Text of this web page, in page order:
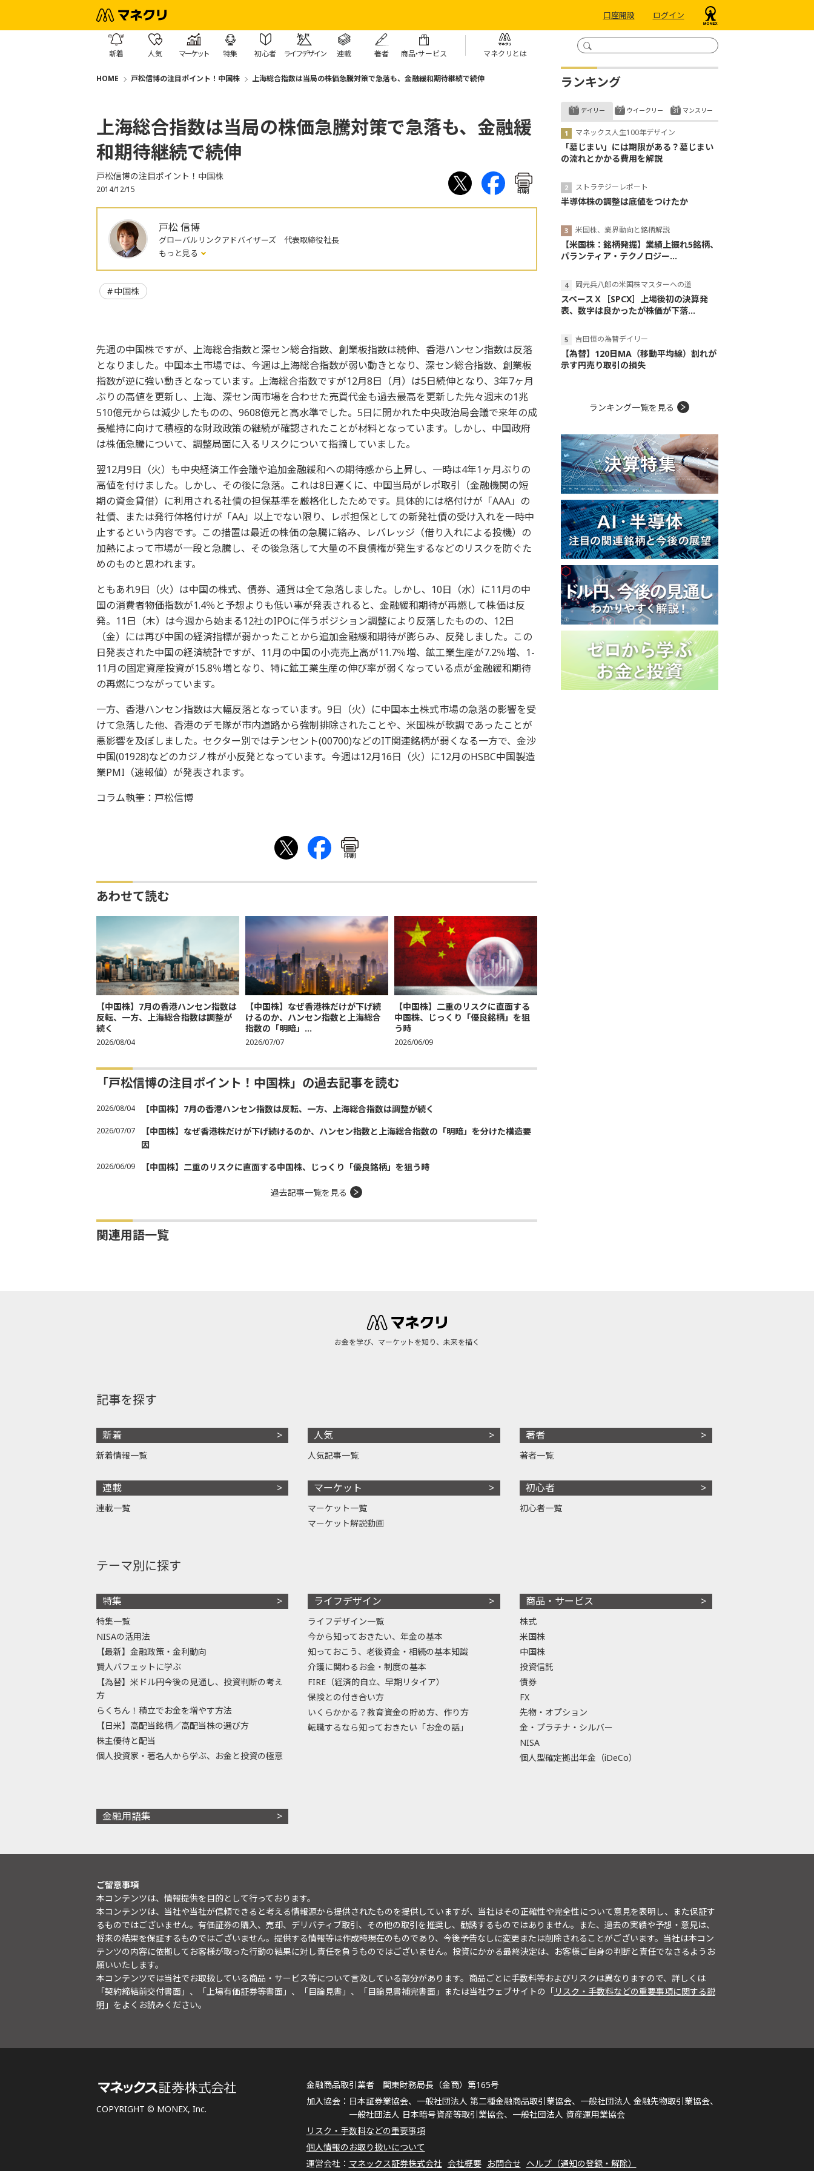
口座開設 ログイン
新着 人気 マーケット 特集 初心者 ライフデザイン 連載 著者 商品・サービス マネクリとは
HOME 戸松信博の注目ポイント！中国株 上海総合指数は当局の株価急騰対策で急落も、金融緩和期待継続で続伸
上海総合指数は当局の株価急騰対策で急落も、金融緩
和期待継続で続伸
戸松信博の注目ポイント！中国株
2014/12/15 印刷
戸松 信博
グローバルリンクアドバイザーズ 代表取締役社長
もっと見る
中国株
先週の中国株ですが、上海総合指数と深セン総合指数、創業板指数は続伸、香港ハンセン指数は反落
となりました。中国本土市場では、今週は上海総合指数が弱い動きとなり、深セン総合指数、創業板
指数が逆に強い動きとなっています。上海総合指数ですが12月8日（月）は5日続伸となり、3年7ヶ月
ぶりの高値を更新し、上海、深セン両市場を合わせた売買代金も過去最高を更新した先々週末の1兆
510億元からは減少したものの、9608億元と高水準でした。5日に開かれた中央政治局会議で来年の成
長維持に向けて積極的な財政政策の継続が確認されたことが材料となっています。しかし、中国政府
は株価急騰について、調整局面に入るリスクについて指摘していました。
翌12月9日（火）も中央経済工作会議や追加金融緩和への期待感から上昇し、一時は4年1ヶ月ぶりの
高値を付けました。しかし、その後に急落。これは8日遅くに、中国当局がレポ取引（金融機関の短
期の資金貸借）に利用される社債の担保基準を厳格化したためです。具体的には格付けが「AAA」の
社債、または発行体格付けが「AA」以上でない限り、レポ担保としての新発社債の受け入れを一時中
止するという内容です。この措置は最近の株価の急騰に絡み、レバレッジ（借り入れによる投機）の
加熱によって市場が一段と急騰し、その後急落して大量の不良債権が発生するなどのリスクを防ぐた
めのものと思われます。
ともあれ9日（火）は中国の株式、債券、通貨は全て急落しました。しかし、10日（水）に11月の中
国の消費者物価指数が1.4％と予想よりも低い事が発表されると、金融緩和期待が再燃して株価は反
発。11日（木）は今週から始まる12社のIPOに伴うポジション調整により反落したものの、12日
（金）には再び中国の経済指標が弱かったことから追加金融緩和期待が膨らみ、反発しました。この
日発表された中国の経済統計ですが、11月の中国の小売売上高が11.7％増、鉱工業生産が7.2％増、1-
11月の固定資産投資が15.8％増となり、特に鉱工業生産の伸び率が弱くなっている点が金融緩和期待
の再燃につながっています。
一方、香港ハンセン指数は大幅反落となっています。9日（火）に中国本土株式市場の急落の影響を受
けて急落した他、香港のデモ隊が市内道路から強制排除されたことや、米国株が軟調であったことが
悪影響を及ぼしました。セクター別ではテンセント(00700)などのIT関連銘柄が弱くなる一方で、金沙
中国(01928)などのカジノ株が小反発となっています。今週は12月16日（火）に12月のHSBC中国製造
業PMI（速報値）が発表されます。
コラム執筆：戸松信博
印刷
あわせて読む
【中国株】7月の香港ハンセン指数は
反転、一方、上海総合指数は調整が
続く
2026/08/04
【中国株】なぜ香港株だけが下げ続
けるのか、ハンセン指数と上海総合
指数の「明暗」...
2026/07/07
【中国株】二重のリスクに直面する
中国株、じっくり「優良銘柄」を狙
う時
2026/06/09
「戸松信博の注目ポイント！中国株」の過去記事を読む
2026/08/04 【中国株】7月の香港ハンセン指数は反転、一方、上海総合指数は調整が続く
2026/07/07
【中国株】なぜ香港株だけが下げ続けるのか、ハンセン指数と上海総合指数の「明暗」を分けた構造要
因
2026/06/09 【中国株】二重のリスクに直面する中国株、じっくり「優良銘柄」を狙う時
過去記事一覧を見る
関連用語一覧
ランキング
デイリー
マネックス人生100年デザイン
「墓じまい」には期限がある？墓じまい
の流れとかかる費用を解説
ストラテジーレポート
半導体株の調整は底値をつけたか
米国株、業界動向と銘柄解説
【米国株：銘柄発掘】業績上振れ5銘柄、
パランティア・テクノロジー...
岡元兵八郎の米国株マスターへの道
スペースＸ［SPCX］上場後初の決算発
表、数字は良かったが株価が下落...
吉田恒の為替デイリー
【為替】120日MA（移動平均線）割れが
示す円売り取引の損失
ウイークリー マンスリー
ランキング一覧を見る
お金を学び、マーケットを知り、未来を描く
記事を探す
新着
新着情報一覧
連載
連載一覧
人気
人気記事一覧
マーケット
マーケット一覧
マーケット解説動画
著者
著者一覧
初心者
初心者一覧
テーマ別に探す
特集
特集一覧
NISAの活用法
【最新】金融政策・金利動向
賢人バフェットに学ぶ
【為替】米ドル円今後の見通し、投資判断の考え
方
らくちん！積立でお金を増やす方法
【日米】高配当銘柄／高配当株の選び方
株主優待と配当
個人投資家・著名人から学ぶ、お金と投資の極意
ライフデザイン
ライフデザイン一覧
今から知っておきたい、年金の基本
知っておこう、老後資金・相続の基本知識
介護に関わるお金・制度の基本
FIRE（経済的自立、早期リタイア）
保険との付き合い方
いくらかかる？教育資金の貯め方、作り方
転職するなら知っておきたい「お金の話」
商品・サービス
株式
米国株
中国株
投資信託
債券
FX
先物・オプション
金・プラチナ・シルバー
NISA
個人型確定拠出年金（iDeCo）
金融用語集
ご留意事項
本コンテンツは、情報提供を目的として行っております。
本コンテンツは、当社や当社が信頼できると考える情報源から提供されたものを提供していますが、当社はその正確性や完全性について意見を表明し、また保証す
るものではございません。有価証券の購入、売却、デリバティブ取引、その他の取引を推奨し、勧誘するものではありません。また、過去の実績や予想・意見は、
将来の結果を保証するものではございません。提供する情報等は作成時現在のものであり、今後予告なしに変更または削除されることがございます。当社は本コン
テンツの内容に依拠してお客様が取った行動の結果に対し責任を負うものではございません。投資にかかる最終決定は、お客様ご自身の判断と責任でなさるようお
願いいたします。
本コンテンツでは当社でお取扱している商品・サービス等について言及している部分があります。商品ごとに手数料等およびリスクは異なりますので、詳しくは
「契約締結前交付書面」、「上場有価証券等書面」、「目論見書」、「目論見書補完書面」または当社ウェブサイトの「リスク・手数料などの重要事項に関する説
明 」をよくお読みください。
COPYRIGHT © MONEX, Inc.
金融商品取引業者 関東財務局長（金商）第165号
日本証券業協会、一般社団法人 第二種金融商品取引業協会、一般社団法人 金融先物取引業協会、
一般社団法人 日本暗号資産等取引業協会、一般社団法人 資産運用業協会
リスク・手数料などの重要事項
個人情報のお取り扱いについて
マネックス証券株式会社 会社概要 お問合せ ヘルプ（通知の登録・解除）